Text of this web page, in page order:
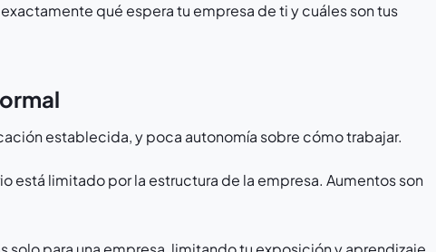
qué espera tu empresa de ti y cuáles son tus
establecida, y poca autonomía sobre cómo trabajar.
está limitado por la estructura de la empresa. Aumentos son